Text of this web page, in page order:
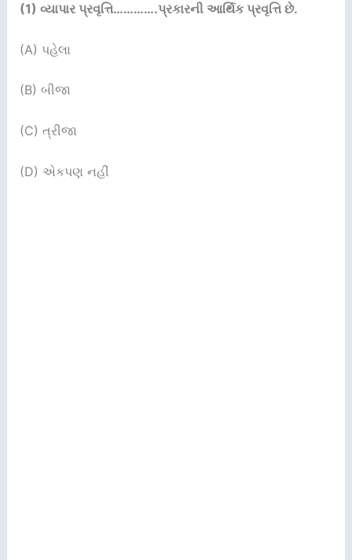
(1) વ્યાપાર પ્રવૃત્તિ………….પ્રકારની આર્થિક પ્રવૃત્તિ છે.
(A) પહેલા
(B) બીજા
(C) ત્રીજા
(D) એકપણ નહીં